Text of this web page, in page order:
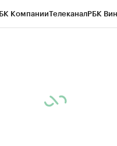
КомпанииТелеканалРБК